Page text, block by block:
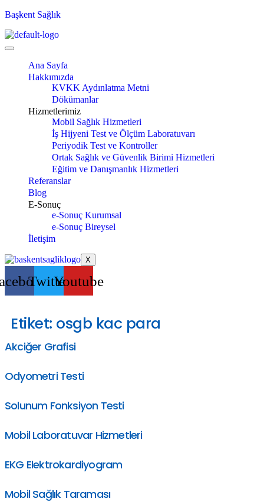
Başkent Sağlık
Ana Sayfa
Hakkımızda
KVKK Aydınlatma Metni
Dökümanlar
Hizmetlerimiz
Mobil Sağlık Hizmetleri
İş Hijyeni Test ve Ölçüm Laboratuvarı
Periyodik Test ve Kontroller
Ortak Sağlık ve Güvenlik Birimi Hizmetleri
Eğitim ve Danışmanlık Hizmetleri
Referanslar
Blog
E-Sonuç
e-Sonuç Kurumsal
e-Sonuç Bireysel
İletişim
X
TwitterYoutube
Etiket: osgb kac para
Akciğer Grafisi
Odyometri Testi
Solunum Fonksiyon Testi
Mobil Laboratuvar Hizmetleri
EKG Elektrokardiyogram
Mobil Sağlık Taraması